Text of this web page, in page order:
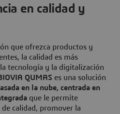
en calidad y
que ofrezca productos y
la calidad es más
tecnología y la digitalización
QUMAS es una solución
en la nube, centrada en
que le permite
calidad, promover la